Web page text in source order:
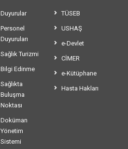
Duyurular
Personel
Duyuruları
Sağlık Turizmi
Bilgi Edinme
Sağlıkta
Buluşma
Noktası
Doküman
Yönetim
Sistemi
TÜSEB
USHAŞ
e-Devlet
CİMER
e-Kütüphane
Hasta Hakları